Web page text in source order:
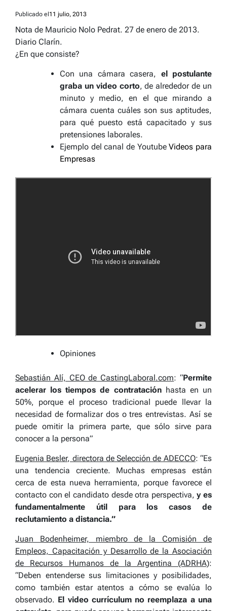
Publicado el 11 julio, 2013
Nota de Mauricio Nolo Pedrat. 27 de enero de 2013.
Diario Clarín.
¿En que consiste?
Con una cámara casera, el postulante
graba un video corto, de alrededor de un
minuto y medio, en el que mirando a
cámara cuenta cuáles son sus aptitudes,
para qué puesto está capacitado y sus
pretensiones laborales.
Ejemplo del canal de YoutubeVideos para
Empresas
Opiniones
​Sebastián Alí, CEO de CastingLaboral.com: “Permite
acelerar los tiempos de contrataciónhasta en un
50%, porque el proceso tradicional puede llevar la
necesidad de formalizar dos o tres entrevistas. Así se
puede omitir la primera parte, que sólo sirve para
conocer a la persona”
Eugenia Besler, directora de Selección de ADECCO: “Es
una tendencia creciente. Muchas empresas están
cerca de esta nueva herramienta, porque favorece el
contacto con el candidato desde otra perspectiva, y es
fundamentalmente útil para los casos de
reclutamiento a distancia.”
Juan Bodenheimer, miembro de la Comisión de
Empleos, Capacitación y Desarrollo de la Asociación
de Recursos Humanos de la Argentina (ADRHA):
“Deben entenderse sus limitaciones y posibilidades,
como también estar atentos a cómo se evalúa lo
observado. El video currículum no reemplaza a una